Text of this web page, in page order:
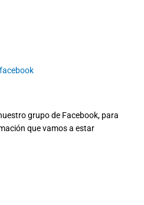
grupo de Facebook, para
que vamos a estar